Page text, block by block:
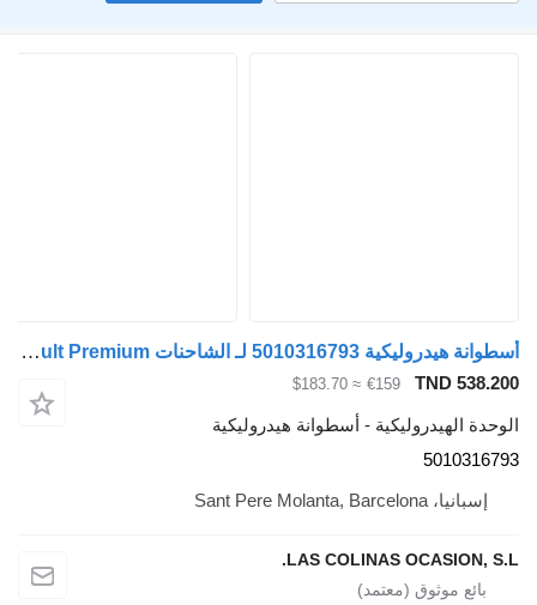
أسطوانة هيدروليكية 5010316793 لـ الشاحنات Renault Premium
TND 538.200
€159
≈ $183.70
الوحدة الهيدروليكية - أسطوانة هيدروليكية
5010316793
إسبانيا، Sant Pere Molanta, Barcelona
LAS COLINAS OCASION, S.L.